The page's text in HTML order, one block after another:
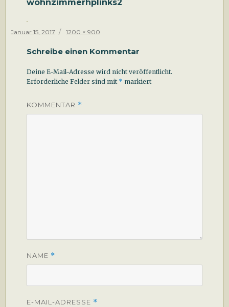
wohnzimmerhplinks2
Posted
Januar 15, 2017
Full
1200 × 900
Schreibe einen Kommentar
Deine E-Mail-Adresse wird nicht veröffentlicht.
Erforderliche Felder sind mit * markiert
KOMMENTAR *
NAME *
E-MAIL-ADRESSE *